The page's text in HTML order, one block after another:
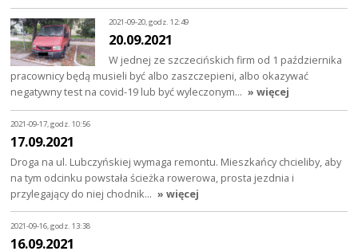
2021-09-20, godz. 12:49
20.09.2021
W jednej ze szczecińskich firm od 1 października
pracownicy będą musieli być albo zaszczepieni, albo okazywać
negatywny test na covid-19 lub być wyleczonym… » więcej
2021-09-17, godz. 10:56
17.09.2021
Droga na ul. Lubczyńskiej wymaga remontu. Mieszkańcy chcieliby, aby
na tym odcinku powstała ścieżka rowerowa, prosta jezdnia i
przylegający do niej chodnik… » więcej
2021-09-16, godz. 13:38
16.09.2021